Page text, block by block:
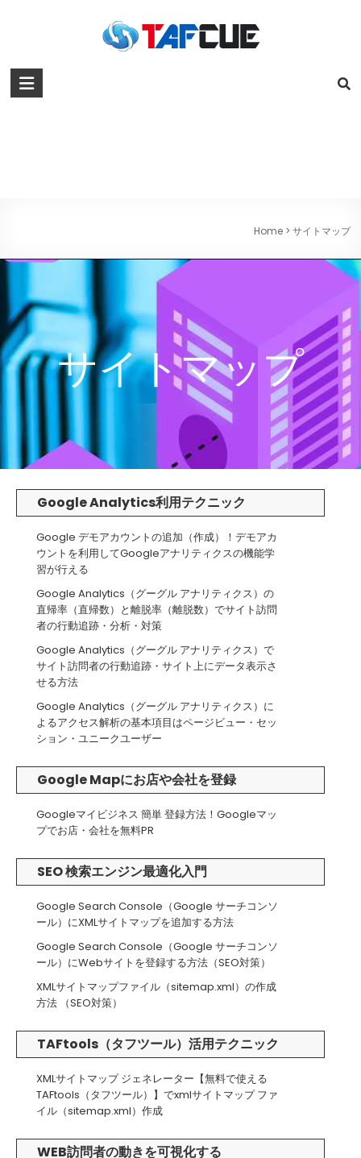
Home> サイトマップ
サイトマップ
Google Analytics利用テクニック
Google デモアカウントの追加（作成）！デモアカ
ウントを利用してGoogleアナリティクスの機能学
習が行える
Google Analytics（グーグル アナリティクス）の
直帰率（直帰数）と離脱率（離脱数）でサイト訪問
者の行動追跡・分析・対策
Google Analytics（グーグル アナリティクス）で
サイト訪問者の行動追跡・サイト上にデータ表示さ
せる方法
Google Analytics（グーグル アナリティクス）に
よるアクセス解析の基本項目はページビュー・セッ
ション・ユニークユーザー
Google Mapにお店や会社を登録
Googleマイビジネス 簡単 登録方法！Googleマッ
プでお店・会社を無料PR
SEO 検索エンジン最適化入門
Google Search Console（Google サーチコンソ
ール）にXMLサイトマップを追加する方法
Google Search Console（Google サーチコンソ
ール）にWebサイトを登録する方法（SEO対策）
XMLサイトマップファイル（sitemap.xml）の作成
方法 （SEO対策）
TAFtools（タフツール）活用テクニック
XMLサイトマップ ジェネレーター【無料で使える
TAFtools（タフツール）】でxmlサイトマップ ファ
イル（sitemap.xml）作成
WEB訪問者の動きを可視化する